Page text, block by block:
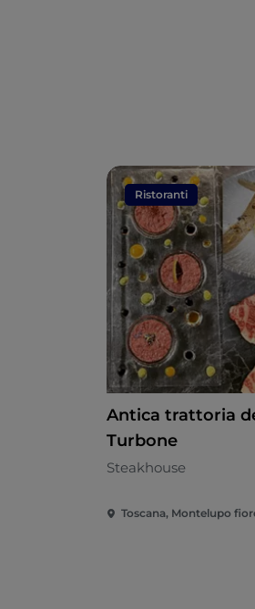
Ristoranti
Antica trattoria
Turbone
Steakhouse
Toscana, Montelupo